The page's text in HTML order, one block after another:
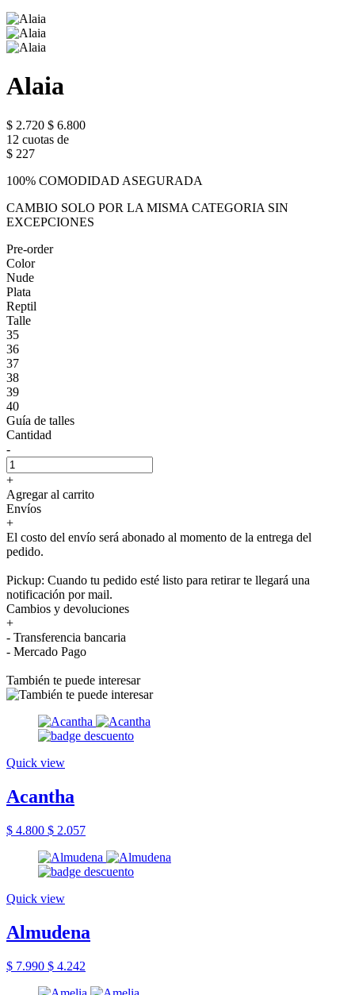
Alaia
$ 2.720 $ 6.800
12 cuotas de
$ 227
100% COMODIDAD ASEGURADA
CAMBIO SOLO POR LA MISMA CATEGORIA SIN
EXCEPCIONES
Pre-order
Color
Nude
Plata
Reptil
Talle
35
36
37
38
39
40
Guía de talles
Cantidad
-
+
Agregar al carrito
Envíos
+
El costo del envío será abonado al momento de la entrega del
pedido.
Pickup: Cuando tu pedido esté listo para retirar te llegará una
notificación por mail.
Cambios y devoluciones
+
- Transferencia bancaria
- Mercado Pago
También te puede interesar
Quick view
Acantha
$ 4.800 $ 2.057
Quick view
Almudena
$ 7.990 $ 4.242